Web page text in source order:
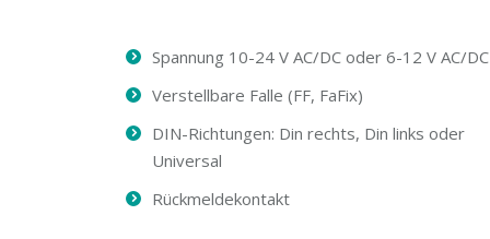
Spannung 10-24 V AC/DC oder 6-12 V AC/DC
Verstellbare Falle (FF, FaFix)
DIN-Richtungen: Din rechts, Din links oder
Universal
Rückmeldekontakt